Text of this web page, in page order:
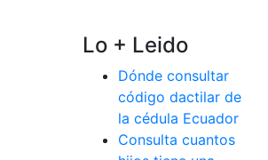
Lo + Leido
Dónde consultar
código dactilar de
la cédula Ecuador
Consulta cuantos